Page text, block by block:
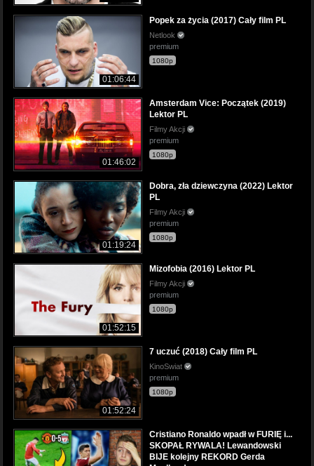
01:06:44
Popek za życia (2017) Cały film PL
Netlook
premium
1080p
01:46:02
Amsterdam Vice: Początek (2019)
Lektor PL
Filmy Akcji
premium
1080p
01:19:24
Dobra, zła dziewczyna (2022) Lektor
PL
Filmy Akcji
premium
1080p
01:52:15
Mizofobia (2016) Lektor PL
Filmy Akcji
premium
1080p
01:52:24
7 uczuć (2018) Cały film PL
KinoSwiat
premium
1080p
Cristiano Ronaldo wpadł w FURIĘ i...
SKOPAŁ RYWALA! Lewandowski
BIJE kolejny REKORD Gerda